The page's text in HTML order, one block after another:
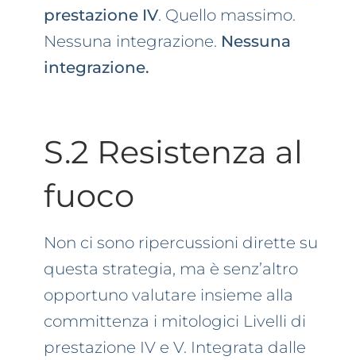
prestazione IV. Quello massimo.
Nessuna integrazione. Nessuna
integrazione.
S.2 Resistenza al
fuoco
Non ci sono ripercussioni dirette su
questa strategia, ma è senz’altro
opportuno valutare insieme alla
committenza i mitologici Livelli di
prestazione IV e V. Integrata dalle